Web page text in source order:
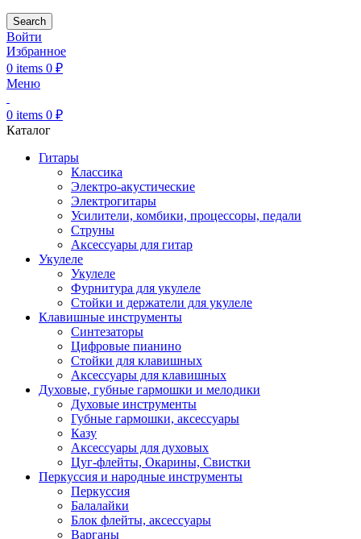
Search
Войти
Избранное
0 items 0 ₽
Меню
0 items 0 ₽
Каталог
Гитары
Классика
Электро-акустические
Электрогитары
Усилители, комбики, процессоры, педали
Струны
Аксессуары для гитар
Укулеле
Укулеле
Фурнитура для укулеле
Стойки и держатели для укулеле
Клавишные инструменты
Синтезаторы
Цифровые пианино
Стойки для клавишных
Аксессуары для клавишных
Духовые, губные гармошки и мелодики
Духовые инструменты
Губные гармошки, аксессуары
Казу
Аксессуары для духовых
Цуг-флейты, Окарины, Свистки
Перкуссия и народные инструменты
Перкуссия
Балалайки
Блок флейты, аксессуары
Варганы